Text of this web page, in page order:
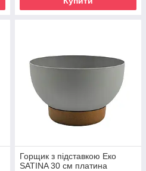
Горщик з підставкою Еко
SATINA 30 см платина